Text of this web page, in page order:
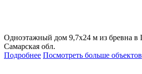
Одноэтажный дом 9,7х24 м из бревна в
Самарская обл.
Подробнее Посмотреть больше объектов